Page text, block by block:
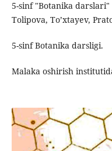
5-sinf "Botanika
Tolipova, To’xtayev,
5-sinf Botanika darsligi.
Malaka oshirish